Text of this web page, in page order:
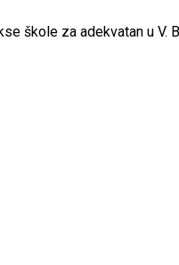
škole za adekvatan u V.